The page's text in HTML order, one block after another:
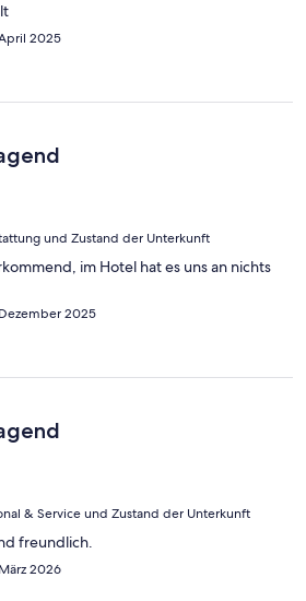
2025
und Zustand der Unterkunft
im Hotel hat es uns an nichts
2025
& Service und Zustand der Unterkunft
freundlich.
2026